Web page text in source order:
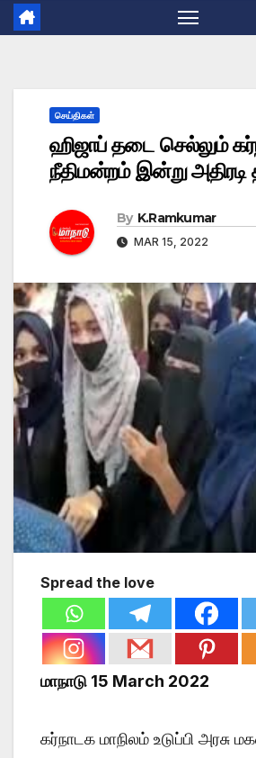
செய்திகள்
ஹிஜாப் தடை செல்லும்
நீதிமன்றம் இன்று அதிரடி
By K.Ramkumar
MAR 15, 2022
Spread the love
மாநாடு 15 March 2022
கர்நாடக மாநிலம் உடுப்பி அரசு